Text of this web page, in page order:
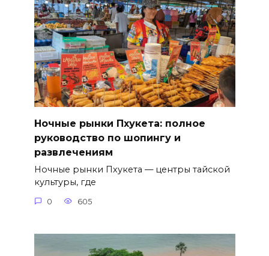
Ночные рынки Пхукета: полное
руководство по шопингу и
развлечениям
Ночные рынки Пхукета — центры тайской
культуры, где
0 605